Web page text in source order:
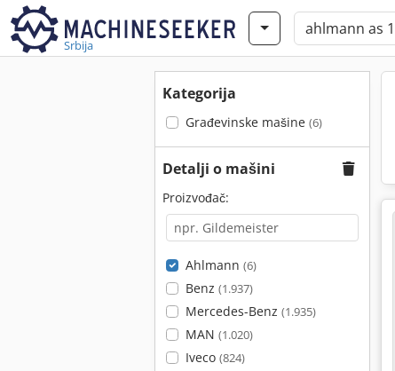
Srbija
Kategorija
Građevinske mašine (6)
Detalji o mašini
Proizvođač:
Ahlmann (6)
Benz (1.937)
Mercedes-Benz (1.935)
MAN (1.020)
Iveco (824)